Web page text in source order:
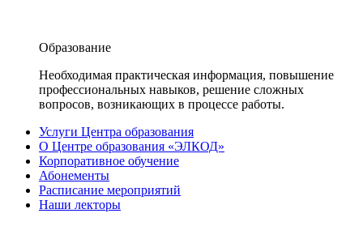
Образование
Необходимая практическая информация, повышение
профессиональных навыков, решение сложных
вопросов, возникающих в процессе работы.
Услуги Центра образования
О Центре образования «ЭЛКОД»
Корпоративное обучение
Абонементы
Расписание мероприятий
Наши лекторы